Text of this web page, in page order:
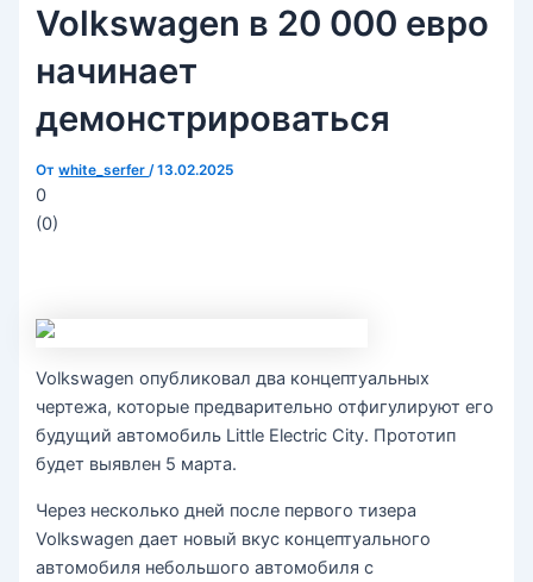
Volkswagen в 20 000 евро
начинает
демонстрироваться
Отwhite_serfer/13.02.2025
0
(0)
Volkswagen опубликовал два концептуальных
чертежа, которые предварительно отфигулируют его
будущий автомобиль Little Electric City. Прототип
будет выявлен 5 марта.
Через несколько дней после первого тизера
Volkswagen дает новый вкус концептуального
автомобиля небольшого автомобиля с